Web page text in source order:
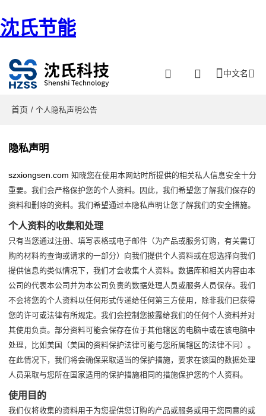
沈氏节能
中文名
首页 / 个人隐私声明公告
隐私声明
szxiongsen.com 知晓您在使用本网站时所提供的相关私人信息安全十分
重要。我们会严格保护您的个人资料。因此，我们希望您了解我们保存的
资料和删除的资料。我们希望通过本隐私声明让您了解我们的安全措施。
个人资料的收集和处理
只有当您通过注册、填写表格或电子邮件（为产品或服务订购，有关需订
购的材料的查询或请求的一部分）向我们提供个人资料或在您选择向我们
提供信息的类似情况下，我们才会收集个人资料。数据库和相关内容由本
公司的代表本公司并为本公司负责的数据处理人员或服务人员保存。我们
不会将您的个人资料以任何形式传递给任何第三方使用，除非我们已获得
您的许可或法律有所规定。我们会控制您披露给我们的任何个人资料并对
其使用负责。部分资料可能会保存在位于其他辖区的电脑中或在该电脑中
处理，比如美国（美国的资料保护法律可能与您所属辖区的法律不同）。
在此情况下，我们将会确保采取适当的保护措施，要求在该国的数据处理
人员采取与您所在国家适用的保护措施相同的措施保护您的个人资料。
使用目的
我们仅将收集的资料用于为您提供您订购的产品或服务或用于您同意的或